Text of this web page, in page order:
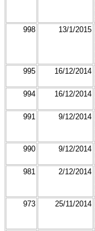
998
13/1/2015
995
16/12/2014
994
16/12/2014
991
9/12/2014
990
9/12/2014
981
2/12/2014
973
25/11/2014